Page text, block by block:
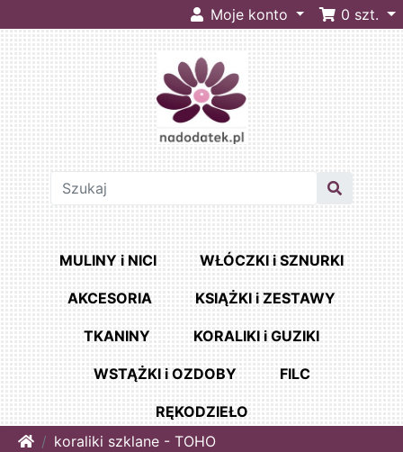
Moje konto 0 szt.
MULINY i NICI WŁÓCZKI i SZNURKI
AKCESORIA KSIĄŻKI i ZESTAWY
TKANINY KORALIKI i GUZIKI
WSTĄŻKI i OZDOBY FILC
RĘKODZIEŁO
Homekoraliki szklane - TOHO